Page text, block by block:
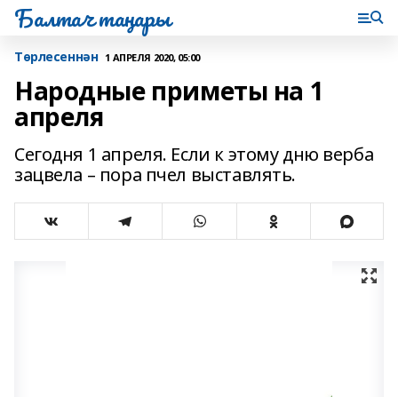
Балтач таңнары
Tөрлесеннән 1 АПРЕЛЯ 2020, 05:00
Народные приметы на 1
апреля
Сегодня 1 апреля. Если к этому дню верба
зацвела – пора пчел выставлять.